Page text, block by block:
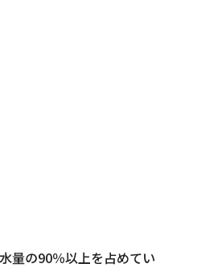
量の90％以上を占めてい